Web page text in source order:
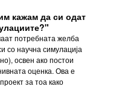
кажам да си одат
потребната желба
со научна симулација
освен ако постои
оценка. Ова е
за тоа како